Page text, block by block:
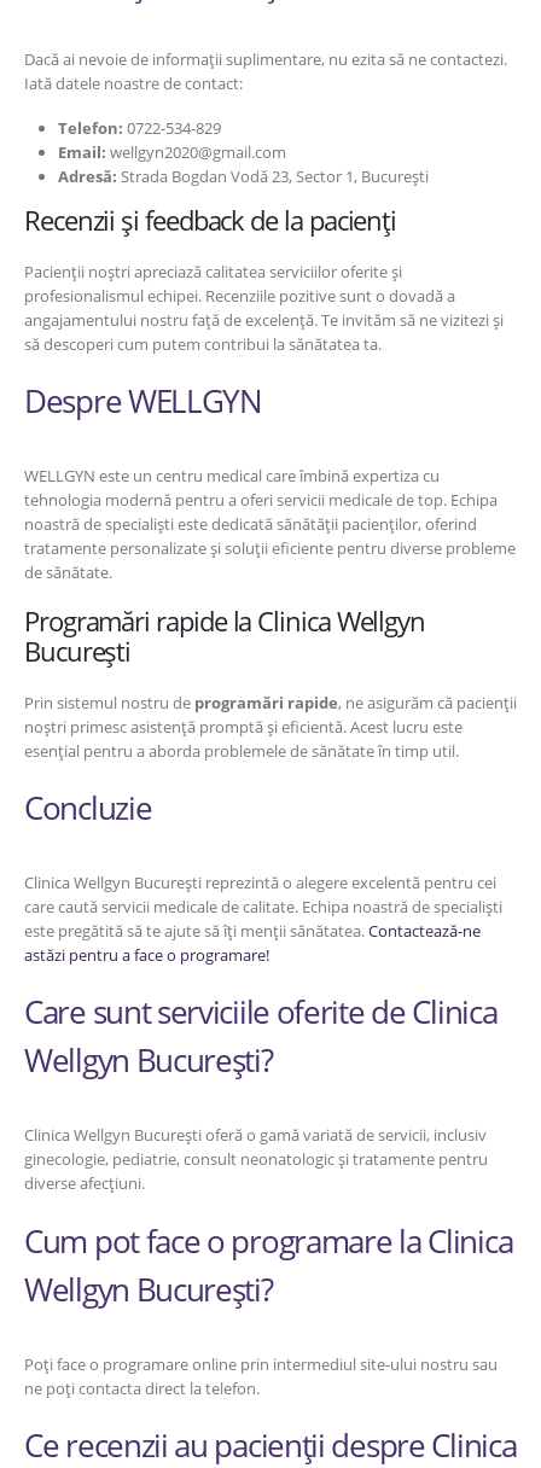
Dacă ai nevoie de informații suplimentare, nu ezita să ne contactezi.
Iată datele noastre de contact:
Telefon: 0722-534-829
Email: wellgyn2020@gmail.com
Adresă: Strada Bogdan Vodă 23, Sector 1, București
Recenzii și feedback de la pacienți
Pacienții noștri apreciază calitatea serviciilor oferite și
profesionalismul echipei. Recenziile pozitive sunt o dovadă a
angajamentului nostru față de excelență. Te invităm să ne vizitezi și
să descoperi cum putem contribui la sănătatea ta.
Despre WELLGYN
WELLGYN este un centru medical care îmbină expertiza cu
tehnologia modernă pentru a oferi servicii medicale de top. Echipa
noastră de specialiști este dedicată sănătății pacienților, oferind
tratamente personalizate și soluții eficiente pentru diverse probleme
de sănătate.
Programări rapide la Clinica Wellgyn
București
Prin sistemul nostru de programări rapide, ne asigurăm că pacienții
noștri primesc asistență promptă și eficientă. Acest lucru este
esențial pentru a aborda problemele de sănătate în timp util.
Concluzie
Clinica Wellgyn București reprezintă o alegere excelentă pentru cei
care caută servicii medicale de calitate. Echipa noastră de specialiști
este pregătită să te ajute să îți menții sănătatea.Contactează-ne
astăzi pentru a face o programare!
Care sunt serviciile oferite de Clinica
Wellgyn București?
Clinica Wellgyn București oferă o gamă variată de servicii, inclusiv
ginecologie, pediatrie, consult neonatologic și tratamente pentru
diverse afecțiuni.
Cum pot face o programare la Clinica
Wellgyn București?
Poți face o programare online prin intermediul site-ului nostru sau
ne poți contacta direct la telefon.
Ce recenzii au pacienții despre Clinica